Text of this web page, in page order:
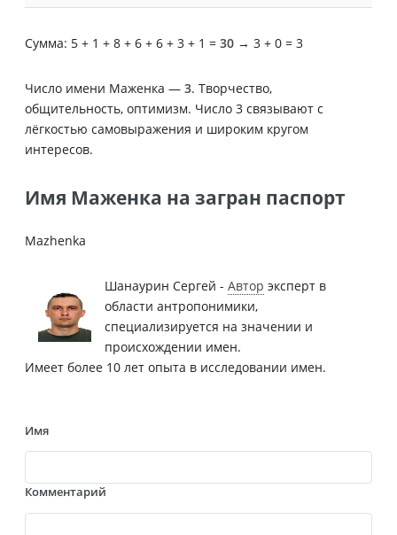
Сумма: 5 + 1 + 8 + 6 + 6 + 3 + 1 = 30 → 3 + 0 = 3
Число имени Маженка — 3. Творчество,
общительность, оптимизм. Число 3 связывают с
лёгкостью самовыражения и широким кругом
интересов.
Имя Маженка на загран паспорт
Mazhenka
Шанаурин Сергей - Автор эксперт в
области антропонимики,
специализируется на значении и
происхождении имен.
Имеет более 10 лет опыта в исследовании имен.
Имя
Комментарий